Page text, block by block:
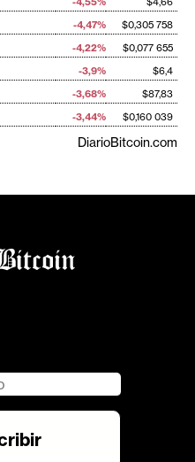
-4,47%
$0,305 758
-4,22%
$0,077 655
-3,9%
$6,4
-3,68%
$87,83
-3,44% $0,160 039
DiarioBitcoin.com